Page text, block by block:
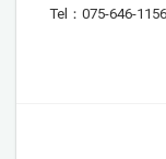
Tel：075-646-1156